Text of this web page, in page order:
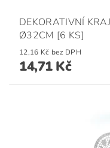
DEKORATIVNÍ
Ø32CM [6 KS]
12,16 Kč bez DPH
14,71 Kč